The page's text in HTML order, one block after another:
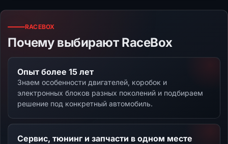
RACEBOX
Почему выбирают RaceBox
Опыт более 15 лет
Знаем особенности двигателей, коробок и
электронных блоков разных поколений и подбираем
решение под конкретный автомобиль.
Сервис, тюнинг и запчасти в одном месте